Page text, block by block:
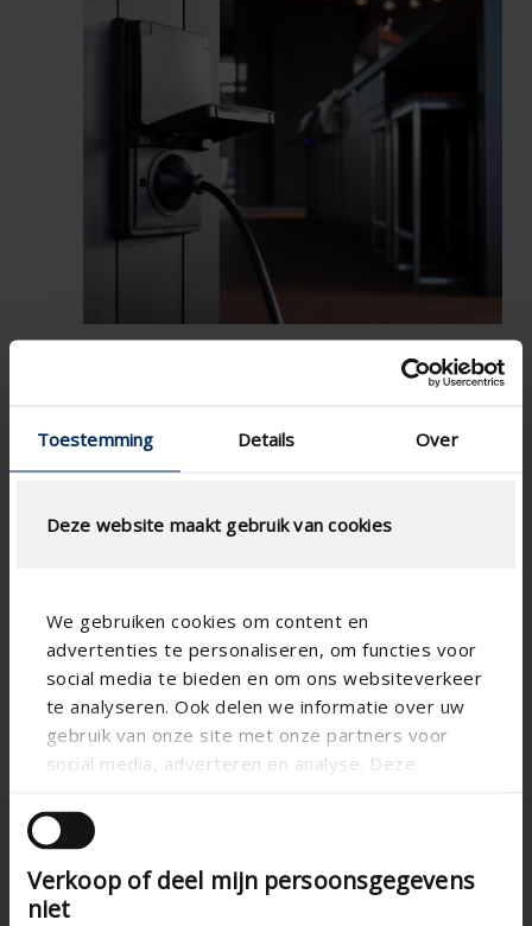
Toestemming Details Over
Deze website maakt gebruik van cookies
We gebruiken cookies om content en
advertenties te personaliseren, om functies voor
social media te bieden en om ons websiteverkeer
te analyseren. Ook delen we informatie over uw
gebruik van onze site met onze partners voor
social media, adverteren en analyse. Deze
andere informatie die u aan ze heeft verstrekt of
die ze hebben verzameld op basis van uw gebruik
van hun services.
Verkoop of deel mijn persoonsgegevens
niet